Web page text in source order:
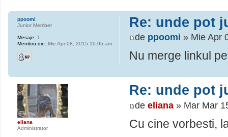
Re: unde pot
de ppoomi » Mie Apr
Nu merge linkul
ppoomi
Junior Member
Mesaje: 1
Membru din: Mie Apr 08, 2015 10:05 am
Re: unde pot
de eliana » Mar Mar
Cu cine vorbesti,
eliana
Administrator